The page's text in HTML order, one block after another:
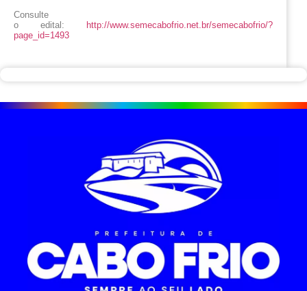
Consulte
o edital: http://www.semecabofrio.net.br/semecabofrio/?
page_id=1493